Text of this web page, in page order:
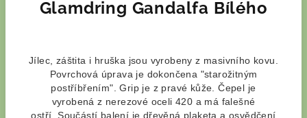
Glamdring Gandalfa Bílého
Jílec, záštita i hruška jsou vyrobeny z masivního kovu.
Povrchová úprava je dokončena "starožitným
postříbřením". Grip je z pravé kůže. Čepel je
vyrobená z nerezové oceli 420 a má falešné
ostří .Součástí balení je dřevěná plaketa a osvědčení